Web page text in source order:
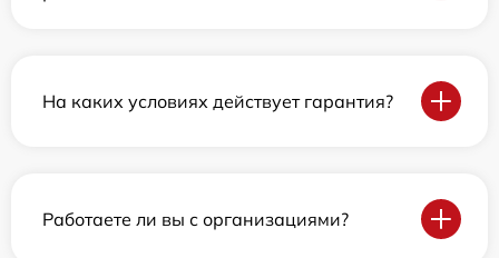
На каких условиях действует гарантия?
Работаете ли вы с организациями?